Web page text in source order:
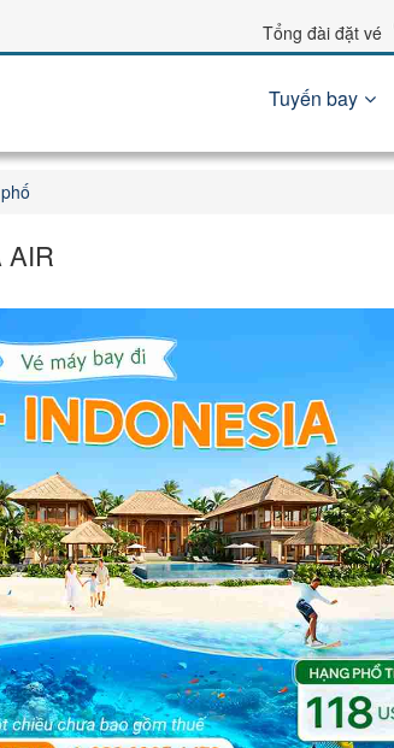
Tổng đài đặt vé
Tuyến bay
AIR